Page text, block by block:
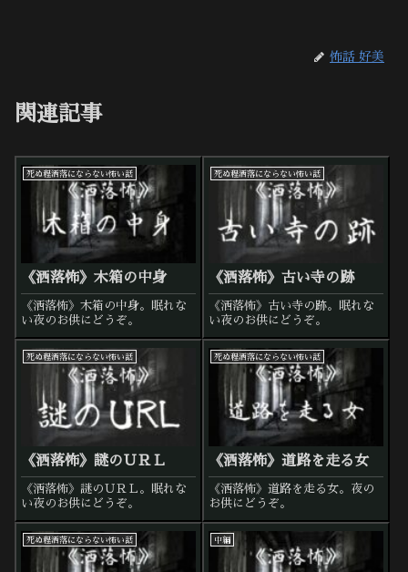
怖話 好美
関連記事
死ぬ程洒落にならない怖い話
《洒落怖》木箱の中身
《洒落怖》木箱の中身。眠れな
い夜のお供にどうぞ。
死ぬ程洒落にならない怖い話
《洒落怖》古い寺の跡
《洒落怖》古い寺の跡。眠れな
い夜のお供にどうぞ。
死ぬ程洒落にならない怖い話
《洒落怖》謎のＵＲＬ
《洒落怖》謎のＵＲＬ。眠れな
い夜のお供にどうぞ。
死ぬ程洒落にならない怖い話
《洒落怖》道路を走る女
《洒落怖》道路を走る女。夜の
お供にどうぞ。
死ぬ程洒落にならない怖い話 中編